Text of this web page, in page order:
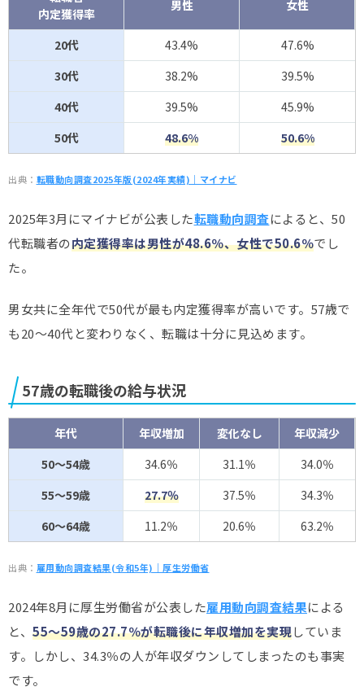
内定獲得率
男性 女性
20代 43.4%
47.6%
30代
38.2%
39.5%
40代
39.5%
45.9%
50代
48.6% 50.6%
出典： 転職動向調査2025年版(2024年実績)｜マイナビ
2025年3月にマイナビが公表した転職動向調査によると、50
代転職者の内定獲得率は男性が48.6％、女性で50.6％でし
た。
男女共に全年代で50代が最も内定獲得率が高いです。57歳で
も20～40代と変わりなく、転職は十分に見込めます。
57歳の転職後の給与状況
年代 年収増加 変化なし
年収減少
50～54歳
34.6％ 31.1％
34.0％
55～59歳
27.7％ 37.5％
34.3％
60～64歳
11.2％ 20.6％ 63.2％
出典： 雇用動向調査結果(令和5年)｜厚生労働省
2024年8月に厚生労働省が公表した雇用動向調査結果による
と、 55～59歳の27.7％が転職後に年収増加を実現していま
す。しかし、34.3％の人が年収ダウンしてしまったのも事実
です。